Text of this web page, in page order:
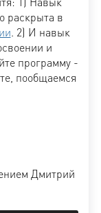
раскрыта в
. 2) И навык
и
программу -
пообщаемся
Дмитрий